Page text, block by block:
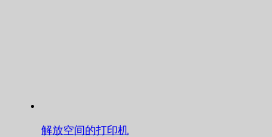
解放空间的打印机